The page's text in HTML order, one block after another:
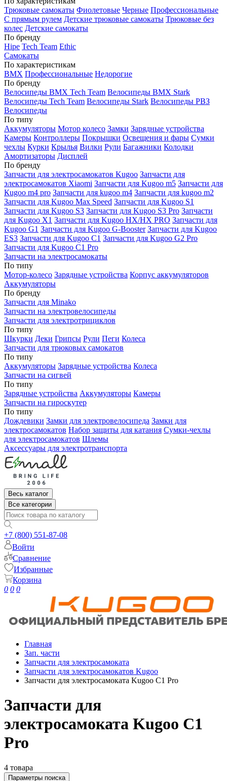
Трюковые самокаты Фиолетовые Черные Профессиональные
С прямым рулем Детские трюковые самокаты Трюковые без
колес Детские самокаты
По бренду
Hipe Tech Team Ethic
Самокаты
По характеристикам
BMX Профессиональные Недорогие
По бренду
Велосипеды BMX Tech Team Велосипеды BMX Stark
Велосипеды Tech Team Велосипеды Stark Велосипеды РВЗ
Велосипеды
По типу
Аккумуляторы Мотор колесо Замки Зарядные устройства
Камеры Контроллеры Покрышки Освещения и фары Сумки
чехлы Курки Крылья Вилки Рули Багажники Колодки
Амортизаторы Дисплей
По бренду
Запчасти для электросамокатов Kugoo Запчасти для
электросамокатов Xiaomi Запчасти для Kugoo m5 Запчасти для
Кugoo m4 pro Запчасти для kugoo m4 Запчасти для kugoo m2
Запчасти для Kugoo Max Speed Запчасти для Kugoo S1
Запчасти для Kugoo S3 Запчасти для Kugoo S3 Pro Запчасти
для Kugoo X1 Запчасти для Kugoo HX/HX PRO Запчасти для
Kugoo G1 Запчасти для Kugoo G-Booster Запчасти для Kugoo
ES3 Запчасти для Kugoo C1 Запчасти для Kugoo G2 Pro
Запчасти для Kugoo C1 Pro
Запчасти на электросамокаты
По типу
Мотор-колесо Зарядные устройства Корпус аккумуляторов
Аккумуляторы
По бренду
Запчасти для Minako
Запчасти на электровелосипеды
Запчасти для электротрициклов
По типу
Шкурки Деки Грипсы Рули Пеги Колеса
Запчасти для трюковых самокатов
По типу
Аккумуляторы Зарядные устройства Колеса
Запчасти на сигвей
По типу
Зарядные устройства Аккумуляторы Камеры
Запчасти на гироскутер
По типу
Дождевики Замки для электровелосипеда Замки для
электросамокатов Набор защиты для катания Сумки-чехлы
для электросамокатов Шлемы
Аксессуары для электротранспорта
Весь каталог
Все категории
+7 (800) 551-87-08
Войти
Сравнение
Избранные
Корзина
0 0 0
Главная
Зап. части
Запчасти для электросамоката
Запчасти для электросамокатов Kugoo
Запчасти для электросамоката Kugoo C1 Pro
Запчасти для
электросамоката Kugoo C1
Pro
4 товара
Параметры поиска